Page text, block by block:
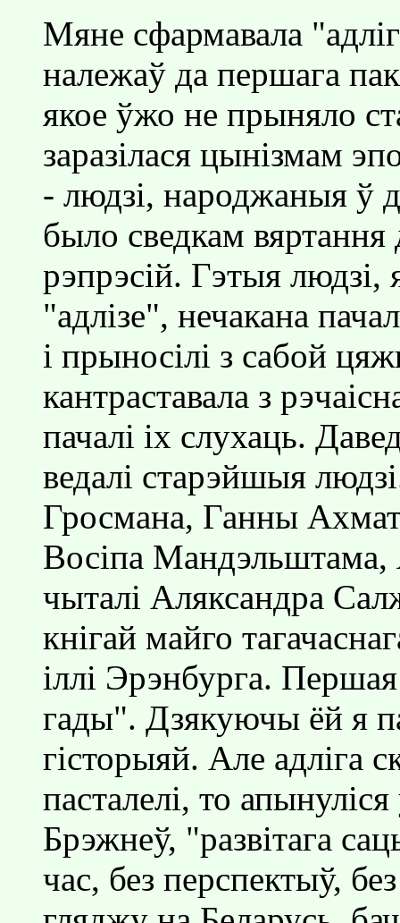
Мяне сфармавала
належаў да першага
якое ўжо не прыняло
заразiлася цынiзмам
- людзi, народжаныя ў
было сведкам
рэпрэсiй. Гэтыя
"адлiзе", нечакана
i прыносiлi з сабой
кантраставала з
пачалi iх слухаць.
ведалi старэйшыя
Гросмана, Ганны
Восiпа
чыталi Аляксандра
кнiгай майго
iллi Эрэнбурга.
гады". Дзякуючы ёй я
гiсторыяй. Але адлiга
пасталелi, то
Брэжнеў, "развiтага
час, без перспектыў,